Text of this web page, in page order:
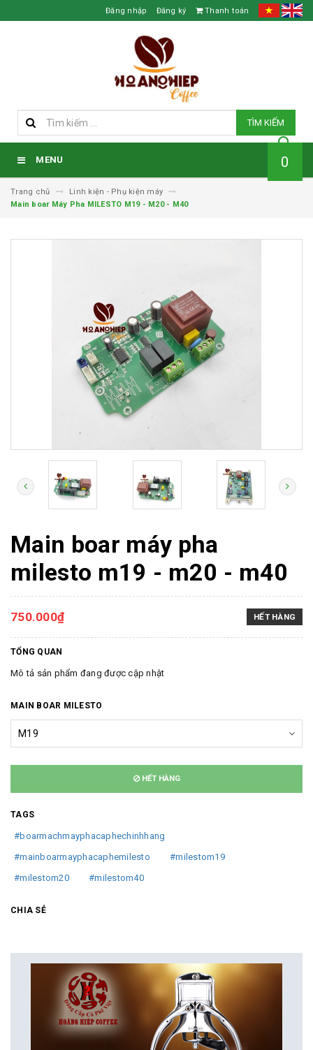
Đăng nhập Đăng ký Thanh toán
TÌM KIẾM
MENU 0
Trang chủ
Linh kiện - Phụ kiện máy
Main boar Máy Pha MILESTO M19 - M20 - M40
Main boar máy pha
milesto m19 - m20 - m40
750.000₫ HẾT HÀNG
TỔNG QUAN
Mô tả sản phẩm đang được cập nhật
MAIN BOAR MILESTO
HẾT HÀNG
TAGS
#boarmachmayphacaphechinhhang
#mainboarmayphacaphemilesto
#milestom19
#milestom20
#milestom40
CHIA SẺ